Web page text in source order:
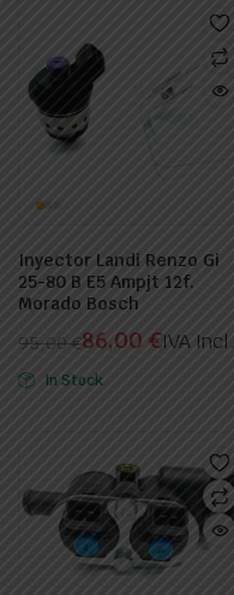
Inyector Landi Renzo Gi
25-80 B E5 Ampjt 12f.
Morado Bosch
95,00€
El
precio
95,00 €.
86,00 €
El
precio
86,00 €.
IVA Incl.
In Stock